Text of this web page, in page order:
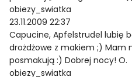
obiezy_swiatka
23.11.2009 22:37
Capucine, Apfelstrudel lubię
drożdżowe z makiem ;) Mam
posmakują :) Dobrej nocy! O.
obiezy_swiatka